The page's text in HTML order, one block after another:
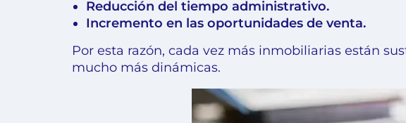
Reducción del tiempo administrativo.
Incremento en las oportunidades de venta.
Por esta razón, cada vez más inmobiliarias están
mucho más dinámicas.